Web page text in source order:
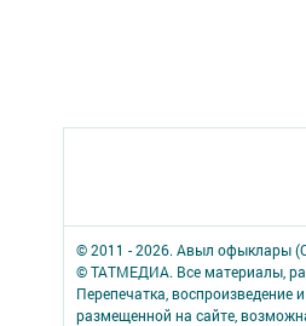
© 2011 - 2026. Авыл офыклары
© ТАТМЕДИА. Все материалы,
Перепечатка,
размещенной на сайте,